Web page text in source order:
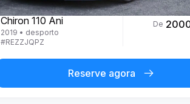
Bugatti
Chiron 110 Ani
2019 • desporto
#REZZJQPZ
De
Reserve agora